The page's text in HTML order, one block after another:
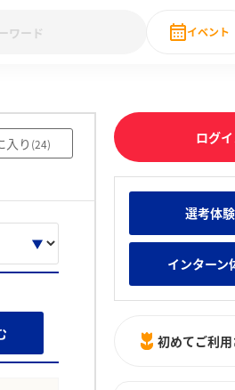
みんなの新卒就職人気企業ランキング
28卒 IT・DX現場社員インタビュー
イベント
入り (24)
ログ
選考体
インターン
初めてご利